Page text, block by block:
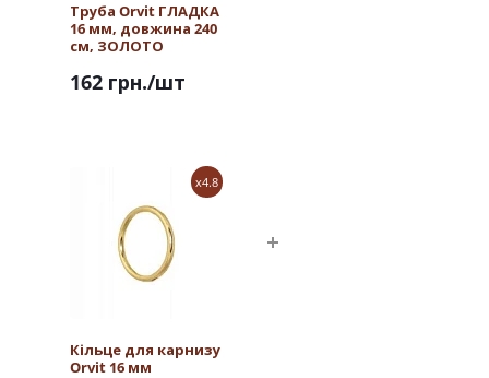
Труба Orvit ГЛАДКА
16 мм, довжина 240
см, ЗОЛОТО
162 грн./шт
x4.8
Кільце для карнизу
Orvit 16 мм